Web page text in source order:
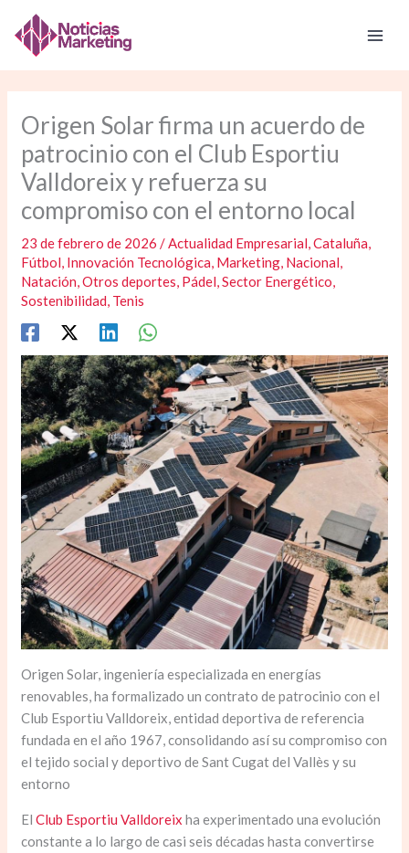
contenido
Origen Solar firma un acuerdo de
patrocinio con el Club Esportiu
Valldoreix y refuerza su
compromiso con el entorno local
23 de febrero de 2026/Actualidad Empresarial,Cataluña,
Fútbol, Innovación Tecnológica, Marketing, Nacional,
Natación,Otros deportes, Pádel,Sector Energético,
Sostenibilidad, Tenis
Origen Solar, ingeniería especializada en energías
renovables, ha formalizado un contrato de patrocinio con el
Club Esportiu Valldoreix, entidad deportiva de referencia
fundada en el año 1967, consolidando así su compromiso con
el tejido social y deportivo de Sant Cugat del Vallès y su
entorno
ElClub Esportiu Valldoreix ha experimentado una evolución
constante a lo largo de casi seis décadas hasta convertirse